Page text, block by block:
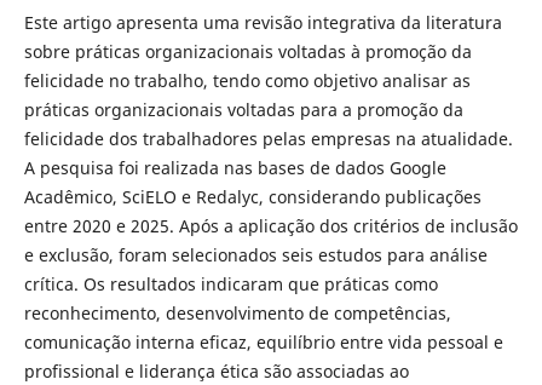
Este artigo apresenta uma revisão integrativa da literatura
sobre práticas organizacionais voltadas à promoção da
felicidade no trabalho, tendo como objetivo analisar as
práticas organizacionais voltadas para a promoção da
felicidade dos trabalhadores pelas empresas na atualidade.
A pesquisa foi realizada nas bases de dados Google
Acadêmico, SciELO e Redalyc, considerando publicações
entre 2020 e 2025. Após a aplicação dos critérios de inclusão
e exclusão, foram selecionados seis estudos para análise
crítica. Os resultados indicaram que práticas como
reconhecimento, desenvolvimento de competências,
comunicação interna eficaz, equilíbrio entre vida pessoal e
profissional e liderança ética são associadas ao